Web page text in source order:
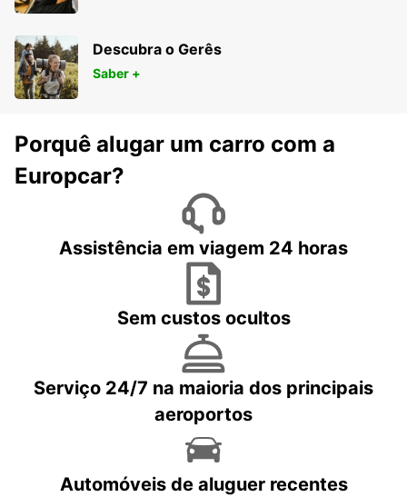
Descubra o Gerês
Saber +
Porquê alugar um carro com a
Europcar?
Assistência em viagem 24 horas
Sem custos ocultos
Serviço 24/7 na maioria dos principais
aeroportos
Automóveis de aluguer recentes